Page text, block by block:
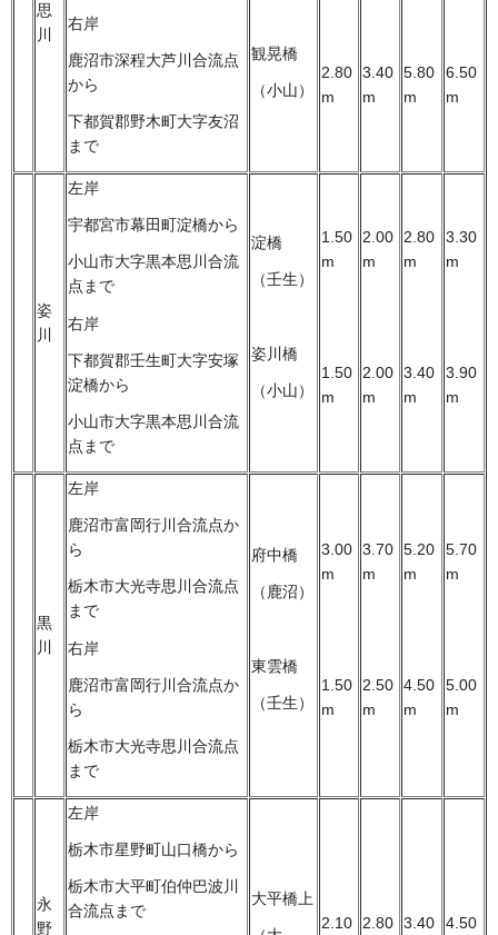
思
川
右岸
鹿沼市深程大芦川合流点
から
下都賀郡野木町大字友沼
まで
観晃橋
（小山）
2.80
m
3.40
m
5.80
m
6.50
m
姿
川
左岸
宇都宮市幕田町淀橋から
小山市大字黒本思川合流
点まで
右岸
下都賀郡壬生町大字安塚
淀橋から
小山市大字黒本思川合流
点まで
淀橋
（壬生）
姿川橋
（小山）
1.50
m
1.50
m
2.00
m
2.00
m
2.80
m
3.40
m
3.30
m
3.90
m
黒
川
左岸
鹿沼市富岡行川合流点か
ら
栃木市大光寺思川合流点
まで
右岸
鹿沼市富岡行川合流点か
ら
栃木市大光寺思川合流点
まで
府中橋
（鹿沼）
東雲橋
（壬生）
3.00
m
1.50
m
3.70
m
2.50
m
5.20
m
4.50
m
5.70
m
5.00
m
永
野
左岸
栃木市星野町山口橋から
栃木市大平町伯仲巴波川
合流点まで
大平橋上
2.10 2.80 3.40 4.50